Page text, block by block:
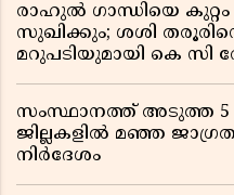
രാഹുൽ ഗാന്ധിയെ
സുഖിക്കും; ശശി
മറുപടിയുമായി കെ
സംസ്ഥാനത്ത് അടുത്ത 5
ജില്ലകളിൽ മഞ്ഞ
നിർദേശം